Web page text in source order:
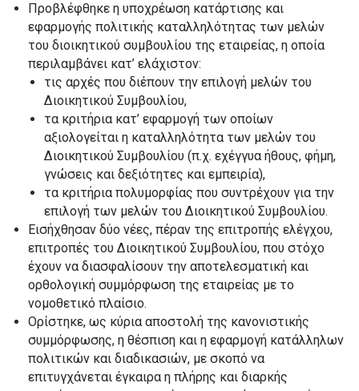
Προβλέφθηκε η υποχρέωση κατάρτισης και
εφαρμογής πολιτικής καταλληλότητας των μελών
του διοικητικού συμβουλίου της εταιρείας, η οποία
περιλαμβάνει κατ’ ελάχιστον:
τις αρχές που διέπουν την επιλογή μελών του
Διοικητικού Συμβουλίου,
τα κριτήρια κατ’ εφαρμογή των οποίων
αξιολογείται η καταλληλότητα των μελών του
Διοικητικού Συμβουλίου (π.χ. εχέγγυα ήθους, φήμη,
γνώσεις και δεξιότητες και εμπειρία),
τα κριτήρια πολυμορφίας που συντρέχουν για την
επιλογή των μελών του Διοικητικού Συμβουλίου.
Εισήχθησαν δύο νέες, πέραν της επιτροπής ελέγχου,
επιτροπές του Διοικητικού Συμβουλίου, που στόχο
έχουν να διασφαλίσουν την αποτελεσματική και
ορθολογική συμμόρφωση της εταιρείας με το
νομοθετικό πλαίσιο.
Ορίστηκε, ως κύρια αποστολή της κανονιστικής
συμμόρφωσης, η θέσπιση και η εφαρμογή κατάλληλων
πολιτικών και διαδικασιών, με σκοπό να
επιτυγχάνεται έγκαιρα η πλήρης και διαρκής